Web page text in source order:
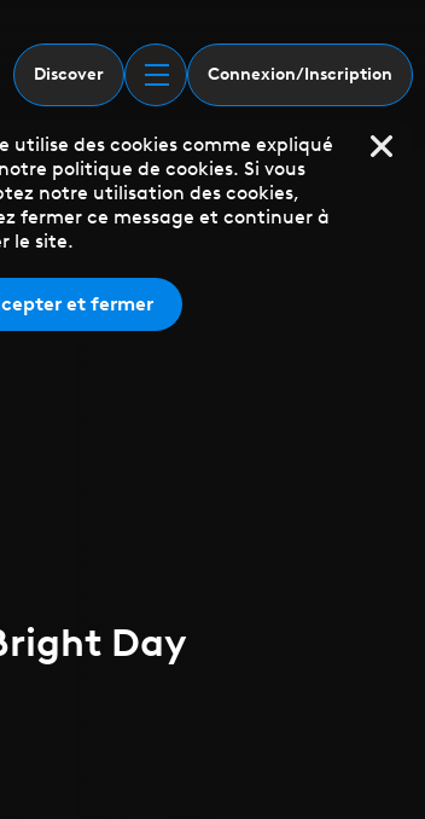
Discover Connexion/Inscription
Day
utilise des cookies comme expliqué
politique de cookies. Si vous
notre utilisation des cookies,
fermer ce message et continuer à
le site.
et fermer